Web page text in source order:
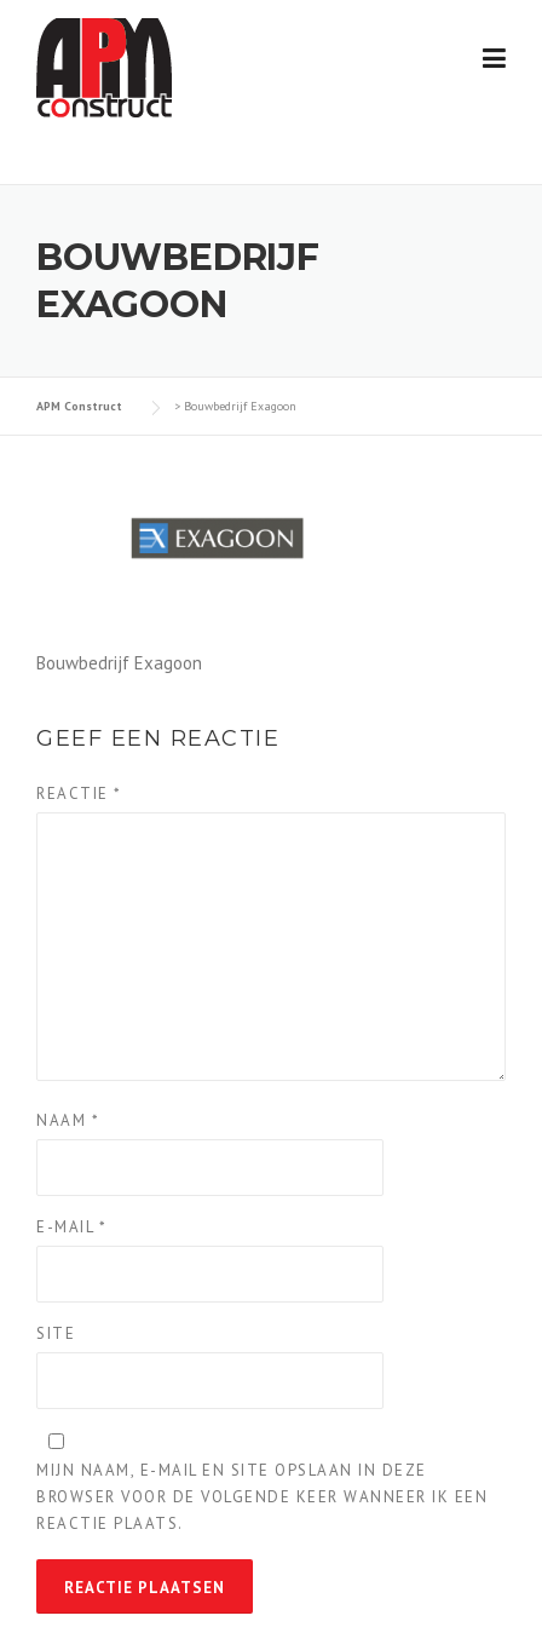
content
BOUWBEDRIJF
EXAGOON
APM Construct > Bouwbedrijf Exagoon
Bouwbedrijf Exagoon
GEEF EEN REACTIE
REACTIE *
NAAM *
E-MAIL *
SITE
MIJN NAAM, E-MAIL EN SITE OPSLAAN IN DEZE
BROWSER VOOR DE VOLGENDE KEER WANNEER IK EEN
REACTIE PLAATS.